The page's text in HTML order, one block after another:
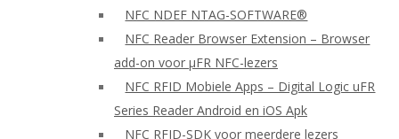
NFC NDEF NTAG-SOFTWARE®
NFC Reader Browser Extension – Browser
add-on voor μFR NFC-lezers
NFC RFID Mobiele Apps – Digital Logic uFR
Series Reader Android en iOS Apk
NFC RFID-SDK voor meerdere lezers